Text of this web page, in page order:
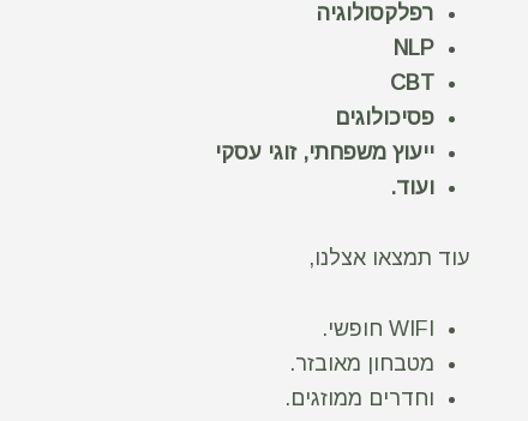
רפלקסולוגיה
NLP
CBT
פסיכולוגים
ייעוץ משפחתי, זוגי עסקי
ועוד.
עוד תמצאו אצלנו,
WIFI חופשי.
מטבחון מאובזר.
וחדרים ממוזגים.